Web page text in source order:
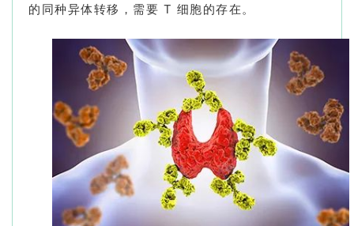
的同种异体转移，需要 T 细胞的存在。